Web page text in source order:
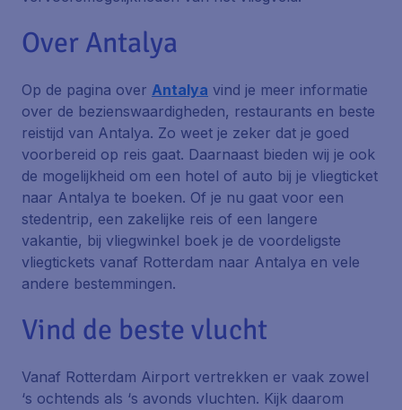
Over Antalya
Op de pagina over Antalya vind je meer informatie
over de bezienswaardigheden, restaurants en beste
reistijd van Antalya. Zo weet je zeker dat je goed
voorbereid op reis gaat. Daarnaast bieden wij je ook
de mogelijkheid om een hotel of auto bij je vliegticket
naar Antalya te boeken. Of je nu gaat voor een
stedentrip, een zakelijke reis of een langere
vakantie, bij vliegwinkel boek je de voordeligste
vliegtickets vanaf Rotterdam naar Antalya en vele
andere bestemmingen.
Vind de beste vlucht
Vanaf Rotterdam Airport vertrekken er vaak zowel
‘s ochtends als ‘s avonds vluchten. Kijk daarom